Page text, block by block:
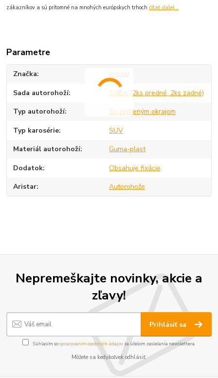
zákazníkov a sú prítomné na mnohých európskych trhochčítať ďalej...
Parametre
Značka Aristar
Sada autorohoží SADA (2ks predné, 2ks zadné)
Typ autorohoží So zvýšeným okrajom
Typ karosérie SUV
Materiál autorohoží Guma-plast
Dodatok Obsahuje fixácie
Aristar Autorohože
Nepremeškajte novinky, akcie a
zľavy!
Prihlásiť sa
Súhlasím sospracovaním osobných údajov za účelom zasielania newslettera.
Môžete sa kedykoľvek odhlásiť.